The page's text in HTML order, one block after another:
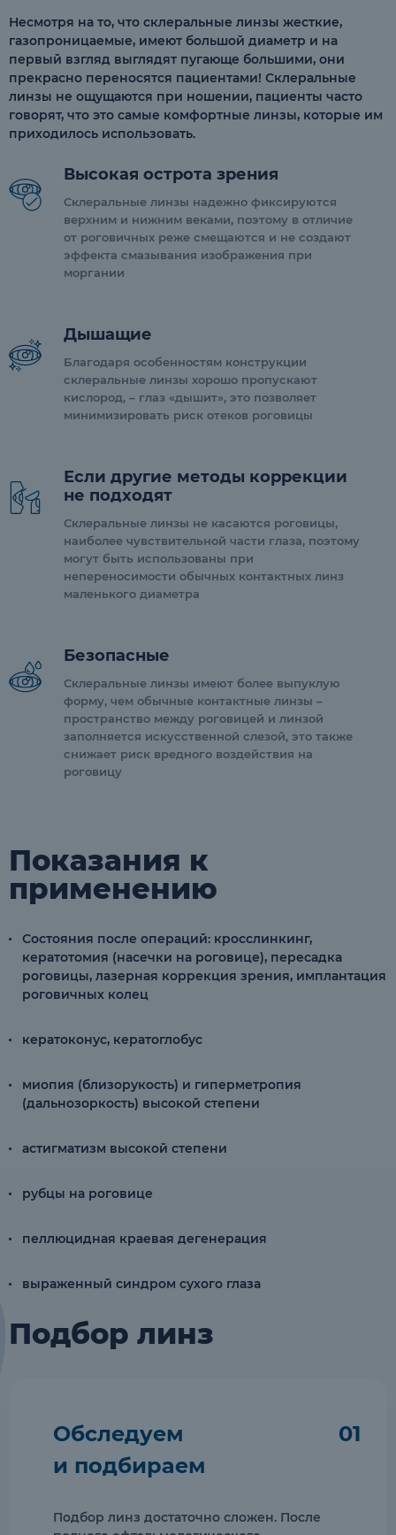
Несмотря на то, что склеральные линзы жесткие,
газопроницаемые, имеют большой диаметр и на
первый взгляд выглядят пугающе большими, они
прекрасно переносятся пациентами! Склеральные
линзы не ощущаются при ношении, пациенты часто
говорят, что это самые комфортные линзы, которые им
приходилось использовать.
Высокая острота зрения
Склеральные линзы надежно фиксируются
верхним и нижним веками, поэтому в отличие
от роговичных реже смещаются и не создают
эффекта смазывания изображения при
моргании
Дышащие
Благодаря особенностям конструкции
склеральные линзы хорошо пропускают
кислород, – глаз «дышит», это позволяет
минимизировать риск отеков роговицы
Если другие методы коррекции
не подходят
Склеральные линзы не касаются роговицы,
наиболее чувствительной части глаза, поэтому
могут быть использованы при
непереносимости обычных контактных линз
маленького диаметра
Безопасные
Склеральные линзы имеют более выпуклую
форму, чем обычные контактные линзы –
пространство между роговицей и линзой
заполняется искусственной слезой, это также
снижает риск вредного воздействия на
роговицу
Показания к
применению
Состояния после операций: кросслинкинг,
кератотомия (насечки на роговице), пересадка
роговицы, лазерная коррекция зрения, имплантация
роговичных колец
кератоконус, кератоглобус
миопия (близорукость) и гиперметропия
(дальнозоркость) высокой степени
астигматизм высокой степени
рубцы на роговице
пеллюцидная краевая дегенерация
выраженный синдром сухого глаза
Подбор линз
Обследуем
и подбираем
01
Подбор линз достаточно сложен. После